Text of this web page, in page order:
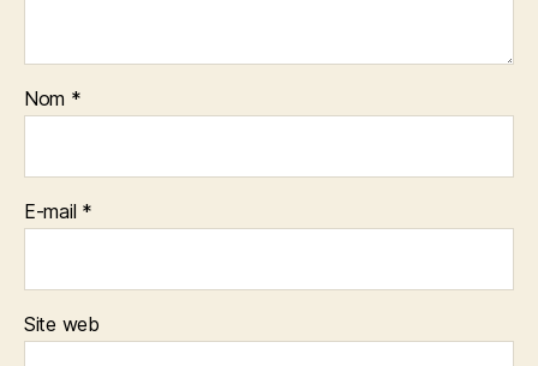
Nom *
E-mail *
Site web